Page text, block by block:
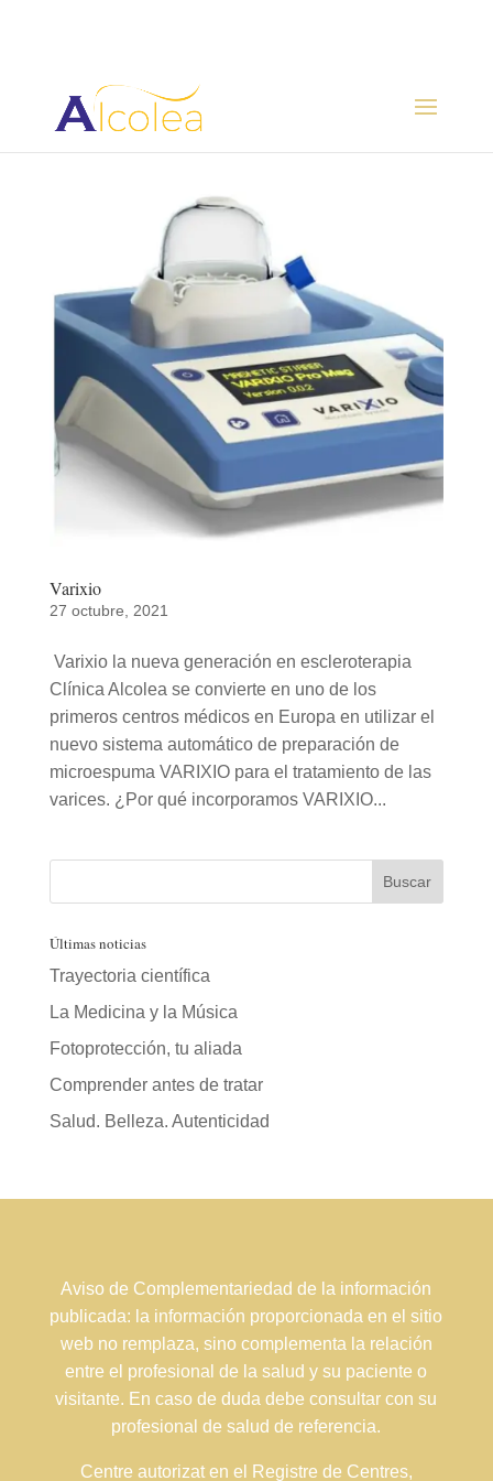
Varixio
27 octubre, 2021
Varixio la nueva generación en escleroterapia
Clínica Alcolea se convierte en uno de los
primeros centros médicos en Europa en utilizar el
nuevo sistema automático de preparación de
microespuma VARIXIO para el tratamiento de las
varices. ¿Por qué incorporamos VARIXIO...
Últimas noticias
Trayectoria científica
La Medicina y la Música
Fotoprotección, tu aliada
Comprender antes de tratar
Salud. Belleza. Autenticidad
Aviso de Complementariedad de la información
publicada: la información proporcionada en el sitio
web no remplaza, sino complementa la relación
entre el profesional de la salud y su paciente o
visitante. En caso de duda debe consultar con su
profesional de salud de referencia.
Centre autorizat en el Registre de Centres,